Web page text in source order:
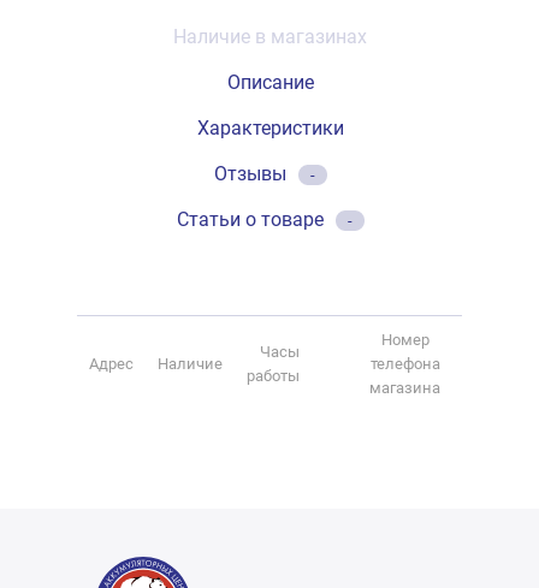
Наличие в магазинах
Описание
Характеристики
Отзывы
-
Статьи о товаре -
Адрес Наличие
Часы
работы
Номер
телефона
магазина